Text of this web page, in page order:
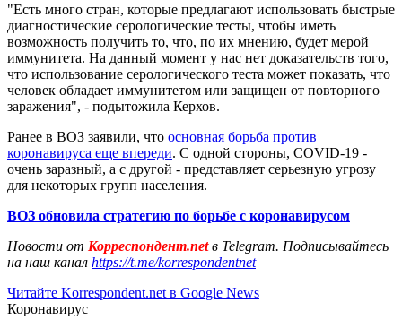
"Есть много стран, которые предлагают использовать быстрые
диагностические серологические тесты, чтобы иметь
возможность получить то, что, по их мнению, будет мерой
иммунитета. На данный момент у нас нет доказательств того,
что использование серологического теста может показать, что
человек обладает иммунитетом или защищен от повторного
заражения", - подытожила Керхов.
Ранее в ВОЗ заявили, что основная борьба против
коронавируса еще впереди. С одной стороны, COVID-19 -
очень заразный, а с другой - представляет серьезную угрозу
для некоторых групп населения.
ВОЗ обновила стратегию по борьбе с коронавирусом
Новости от Корреспондент.netв Telegram. Подписывайтесь
на наш канал https://t.me/korrespondentnet
Читайте Korrespondent.net в Google News
Коронавирус